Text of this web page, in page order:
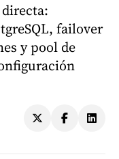
directa:
failover
y pool de